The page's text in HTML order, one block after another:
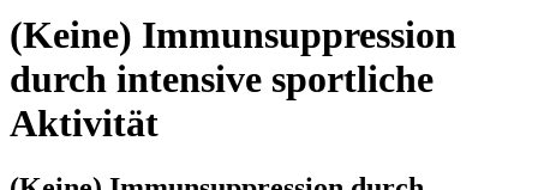
(Keine) Immunsuppression
durch intensive sportliche
Aktivität